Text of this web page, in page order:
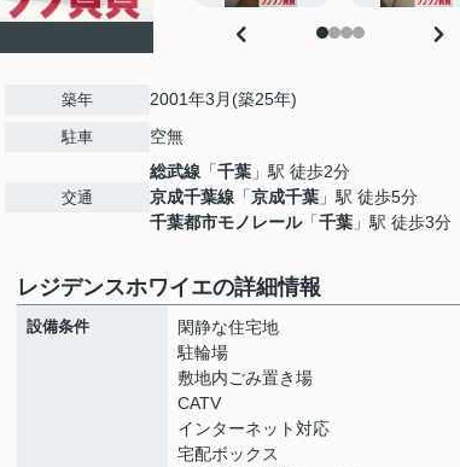
築年 2001年3月(築25年)
駐車 空無
交通
総武線 「千葉 」駅 徒歩2分
京成千葉線 「京成千葉 」駅 徒歩5分
千葉都市モノレール「千葉 」駅 徒歩3分
レジデンスホワイエの詳細情報
設備条件
閑静な住宅地
駐輪場
敷地内ごみ置き場
CATV
インターネット対応
宅配ボックス